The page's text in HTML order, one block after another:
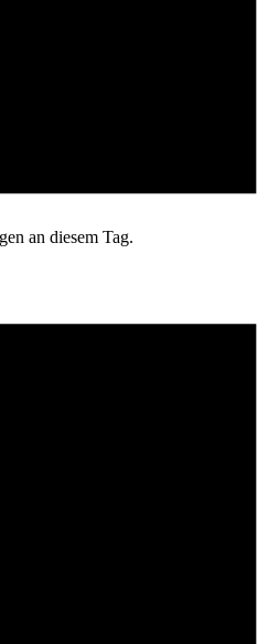
an diesem Tag.